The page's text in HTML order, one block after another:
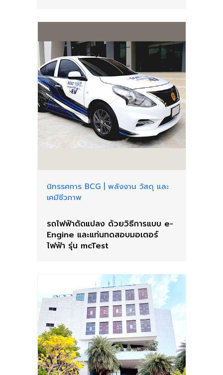
นิทรรศการ BCG
พลังงาน วัสดุ และ
เคมีชีวภาพ
รถไฟฟ้าดัดแปลง ด้วยวิธีการแบบ e-
Engine และแท่นทดสอบมอเตอร์
ไฟฟ้า รุ่น mcTest